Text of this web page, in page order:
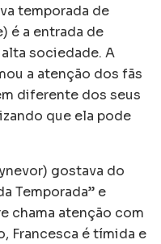
temporada de
é a entrada de
sociedade. A
a atenção dos fãs
diferente dos seus
que ela pode
gostava do
Temporada” e
chama atenção com
Francesca é tímida e